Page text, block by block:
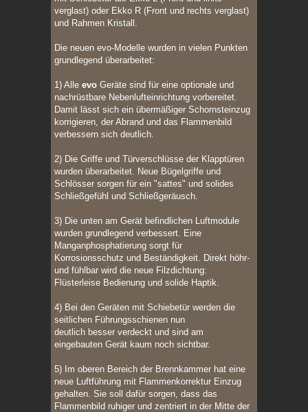
verglast) oder Ekko R (Front und rechts verglast)
und Rahmen Kristall.
Die neuen evo-Modelle wurden in vielen Punkten
grundlegend überarbeitet:
1) Alle evo Geräte sind für eine optionale und
nachrüstbare Nebenlufteinrichtung vorbereitet.
Damit lässt sich ein übermäßiger Schornsteinzug
korrigieren, der Abrand und das Flammenbild
verbessern sich deutlich.
2) Die Griffe und Türverschlüsse der Klapptüren
wurden überarbeitet. Neue Bügelgriffe und
Schlösser sorgen für ein "sattes" und solides
Schließgefühl und Schließgeräusch.
3) Die unten am Gerät befindlichen Luftmodule
wurden grundlegend verbessert. Eine
Manganphosphatierung sorgt für
Korrosionsschutz und Beständigkeit. Direkt höhr-
und fühlbar wird die neue Filzdichtung:
Flüsterleise Bedienung und solide Haptik.
4) Bei den Geräten mit Schiebetür werden die
seitlichen Führungsschienen nun
deutlich besser verdeckt und sind am
eingebauten Gerät kaum noch sichtbar.
5) Im oberen Bereich der Brennkammer hat eine
neue Luftführung mit Flammenkorrektur Einzug
gehalten. Sie soll dafür sorgen, dass das
Flammenbild ruhiger und zentriert in der Mitte der